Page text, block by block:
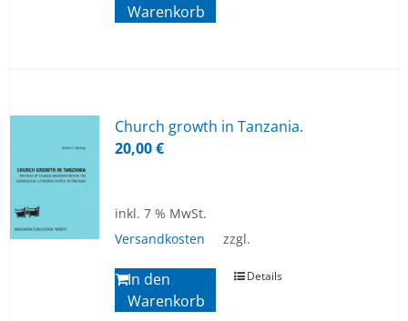
Warenkorb
Church growth in Tan­z­a­nia.
20,00€
inkl. 7 % MwSt.
zzgl.
Versandkosten
In den
Warenkorb
Details